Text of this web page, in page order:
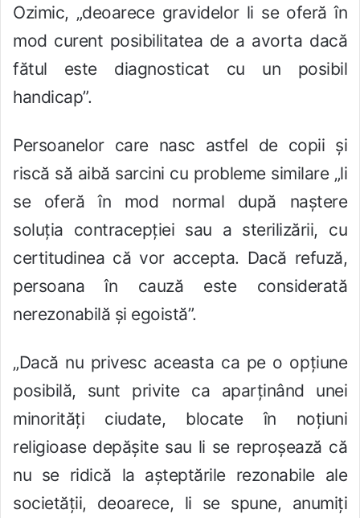
Ozimic, „deoarece gravidelor li se oferă în
mod curent posibilitatea de a avorta dacă
fătul este diagnosticat cu un posibil
handicap”.
Persoanelor care nasc astfel de copii și
riscă să aibă sarcini cu probleme similare „li
se oferă în mod normal după naștere
soluția contracepției sau a sterilizării, cu
certitudinea că vor accepta. Dacă refuză,
persoana în cauză este considerată
nerezonabilă și egoistă”.
„Dacă nu privesc aceasta ca pe o opțiune
posibilă, sunt privite ca aparținând unei
minorități ciudate, blocate în noțiuni
religioase depășite sau li se reproșează că
nu se ridică la așteptările rezonabile ale
societății, deoarece, li se spune, anumiți